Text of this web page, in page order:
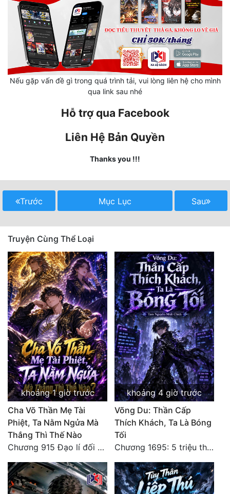
Huyền Ảo
Hài Hước
Hệ Thống
Học Đường
Khoa Huyễn Không Gian
Kỳ Huyễn
Kỳ Ảo
Làm Giàu
Lịch Sử
Mưu Mô
Mạt Thế
Mỹ Thực
Ngôn Tình
Ngược
Nữ Cường
Nữ Phụ
Phong Thủy - Tâm Linh
Phương Tây
Phản Phái
Quan Trường
Nếu gặp vấn đề gì trong quá trình tải, vui lòng liên hệ cho mình
qua link sau nhé
Hỗ trợ qua Facebook
Liên Hệ Bản Quyền
Thanks you !!!
Trước Mục Lục Sau
Truyện Cùng Thể Loại
khoảng 1 giờ trước
Cha Võ Thần Mẹ Tài
Phiệt, Ta Nằm Ngửa Mà
Thắng Thì Thế Nào
Chương 915 Đạo lí đối nhân xử thế! Ta biết làm cơm là chuyện rất kỳ quái sao?
khoảng 4 giờ trước
Võng Du: Thần Cấp
Thích Khách, Ta Là Bóng
Tối
Chương 1695: 5 triệu thế giới bản gốc, cũng không thể giết chết ta!